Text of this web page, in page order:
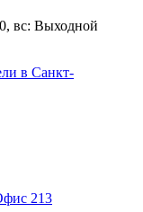
вс: Выходной
213